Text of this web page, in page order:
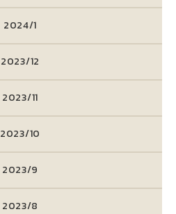
2024/1
2023/12
2023/11
2023/10
2023/9
2023/8